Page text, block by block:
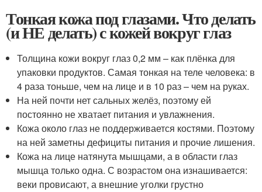
Тонкая кожа под глазами. Что делать
(и НЕ делать) с кожей вокруг глаз
Толщина кожи вокруг глаз 0,2 мм – как плёнка для
упаковки продуктов. Самая тонкая на теле человека: в
4 раза тоньше, чем на лице и в 10 раз – чем на руках.
На ней почти нет сальных желёз, поэтому ей
постоянно не хватает питания и увлажнения.
Кожа около глаз не поддерживается костями. Поэтому
на ней заметны дефициты питания и прочие лишения.
Кожа на лице натянута мышцами, а в области глаз
мышца только одна. С возрастом она изнашивается:
веки провисают, а внешние уголки грустно